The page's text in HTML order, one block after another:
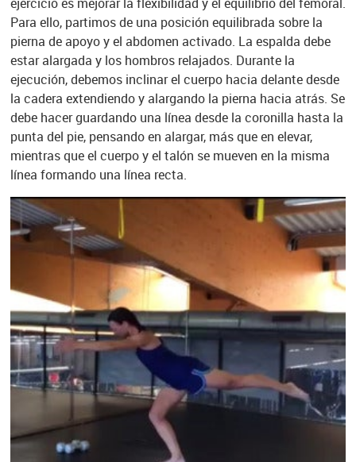
ejercicio es mejorar la flexibilidad y el equilibrio del femoral.
Para ello, partimos de una posición equilibrada sobre la
pierna de apoyo y el abdomen activado. La espalda debe
estar alargada y los hombros relajados. Durante la
ejecución, debemos inclinar el cuerpo hacia delante desde
la cadera extendiendo y alargando la pierna hacia atrás. Se
debe hacer guardando una línea desde la coronilla hasta la
punta del pie, pensando en alargar, más que en elevar,
mientras que el cuerpo y el talón se mueven en la misma
línea formando una línea recta.